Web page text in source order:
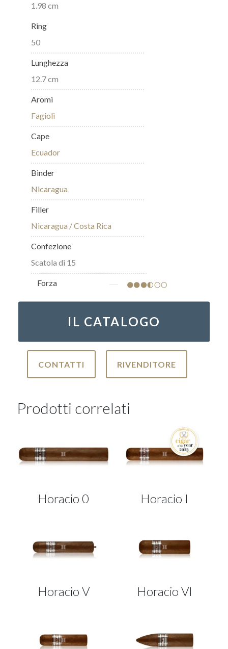
1.98 cm
Ring
50
Lunghezza
12.7 cm
Aromi
Fagioli
Cape
Ecuador
Binder
Nicaragua
Filler
Nicaragua / Costa Rica
Confezione
Scatola di 15
Forza
IL CATALOGO
CONTATTI RIVENDITORE
Prodotti correlati
Horacio 0 Horacio I
Horacio V Horacio VI